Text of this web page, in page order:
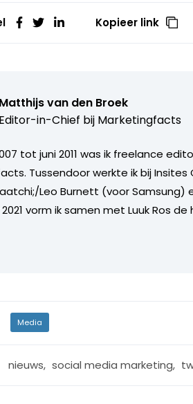
Kopieer link
Matthijs van den Broek
Editor-in-Chief bij Marketingfacts
tot juni 2011 was ik freelance
Tussendoor werkte ik bij Insites
Leo Burnett (voor Samsung)
vorm ik samen met Luuk Ros
Media
nieuws, social media marketing,